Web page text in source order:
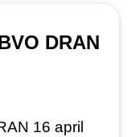
DRAN
16 april